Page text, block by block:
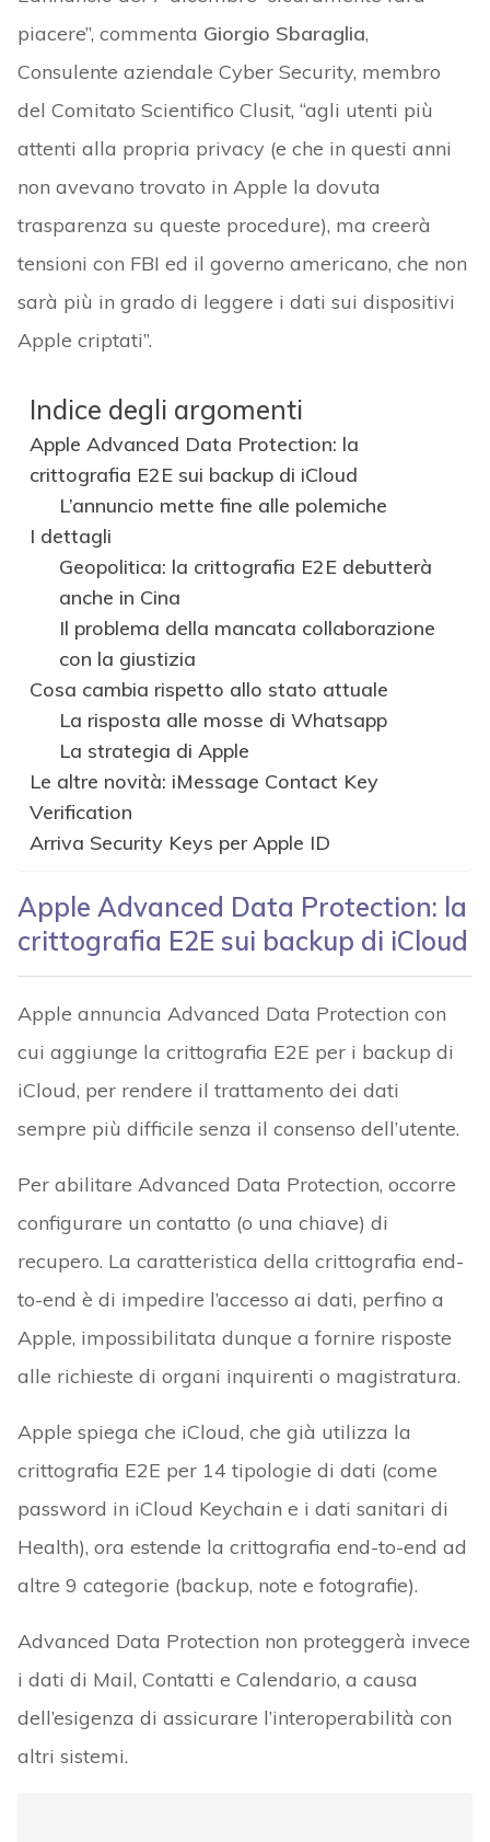
piacere”, commenta Giorgio Sbaraglia,
Consulente aziendale Cyber Security, membro
del Comitato Scientifico Clusit, “agli utenti più
attenti alla propria privacy (e che in questi anni
non avevano trovato in Apple la dovuta
trasparenza su queste procedure), ma creerà
tensioni con FBI ed il governo americano, che non
sarà più in grado di leggere i dati sui dispositivi
Apple criptati”.
Indice degli argomenti
Apple Advanced Data Protection: la
crittografia E2E sui backup di iCloud
L’annuncio mette fine alle polemiche
I dettagli
Geopolitica: la crittografia E2E debutterà
anche in Cina
Il problema della mancata collaborazione
con la giustizia
Cosa cambia rispetto allo stato attuale
La risposta alle mosse di Whatsapp
La strategia di Apple
Le altre novità: iMessage Contact Key
Verification
Arriva Security Keys per Apple ID
Apple Advanced Data Protection: la
crittografia E2E sui backup di iCloud
Apple annuncia Advanced Data Protection con
cui aggiunge la crittografia E2E per i backup di
iCloud, per rendere il trattamento dei dati
sempre più difficile senza il consenso dell’utente.
Per abilitare Advanced Data Protection, occorre
configurare un contatto (o una chiave) di
recupero. La caratteristica della crittografia end-
to-end è di impedire l’accesso ai dati, perfino a
Apple, impossibilitata dunque a fornire risposte
alle richieste di organi inquirenti o magistratura.
Apple spiega che iCloud, che già utilizza la
crittografia E2E per 14 tipologie di dati (come
password in iCloud Keychain e i dati sanitari di
Health), ora estende la crittografia end-to-end ad
altre 9 categorie (backup, note e fotografie).
Advanced Data Protection non proteggerà invece
i dati di Mail, Contatti e Calendario, a causa
dell’esigenza di assicurare l’interoperabilità con
altri sistemi.